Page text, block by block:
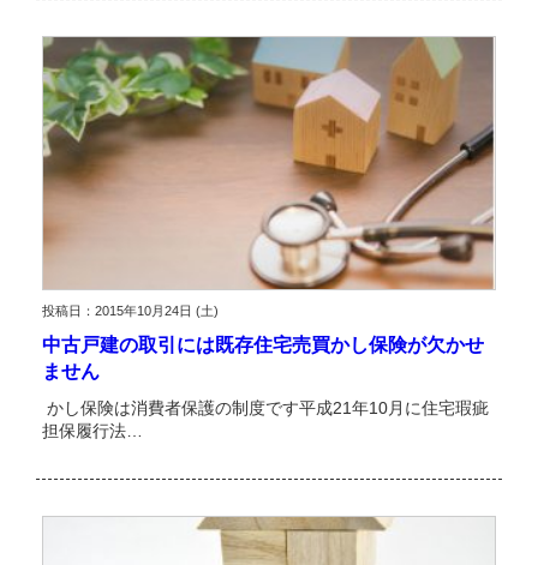
投稿日：2015年10月24日 (土)
中古戸建の取引には既存住宅売買かし保険が欠かせ
ません
かし保険は消費者保護の制度です平成21年10月に住宅瑕疵
担保履行法…